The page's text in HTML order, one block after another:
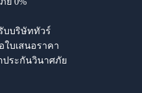
บบริษัททัวร์
บเสนอราคา
ระกันวินาศภัย